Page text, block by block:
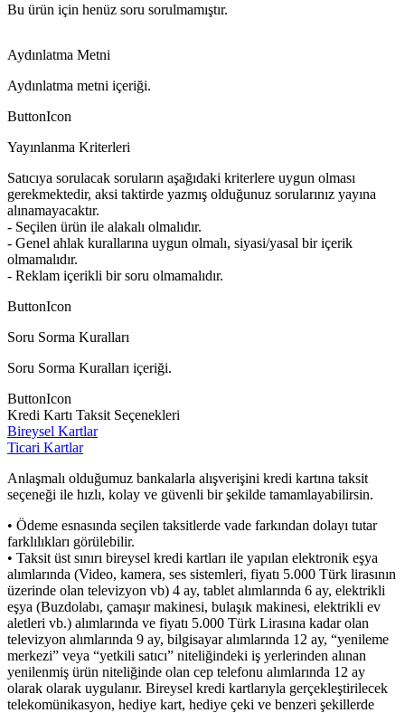
Bu ürün için henüz soru sorulmamıştır.
Aydınlatma Metni
Aydınlatma metni içeriği.
ButtonIcon
Yayınlanma Kriterleri
Satıcıya sorulacak soruların aşağıdaki kriterlere uygun olması
gerekmektedir, aksi taktirde yazmış olduğunuz sorularınız yayına
alınamayacaktır.
- Seçilen ürün ile alakalı olmalıdır.
- Genel ahlak kurallarına uygun olmalı, siyasi/yasal bir içerik
olmamalıdır.
- Reklam içerikli bir soru olmamalıdır.
ButtonIcon
Soru Sorma Kuralları
Soru Sorma Kuralları içeriği.
ButtonIcon
Kredi Kartı Taksit Seçenekleri
Bireysel Kartlar
Ticari Kartlar
Anlaşmalı olduğumuz bankalarla alışverişini kredi kartına taksit
seçeneği ile hızlı, kolay ve güvenli bir şekilde tamamlayabilirsin.
• Ödeme esnasında seçilen taksitlerde vade farkından dolayı tutar
farklılıkları görülebilir.
• Taksit üst sınırı bireysel kredi kartları ile yapılan elektronik eşya
alımlarında (Video, kamera, ses sistemleri, fiyatı 5.000 Türk lirasının
üzerinde olan televizyon vb) 4 ay, tablet alımlarında 6 ay, elektrikli
eşya (Buzdolabı, çamaşır makinesi, bulaşık makinesi, elektrikli ev
aletleri vb.) alımlarında ve fiyatı 5.000 Türk Lirasına kadar olan
televizyon alımlarında 9 ay, bilgisayar alımlarında 12 ay, “yenileme
merkezi” veya “yetkili satıcı” niteliğindeki iş yerlerinden alınan
yenilenmiş ürün niteliğinde olan cep telefonu alımlarında 12 ay
olarak olarak uygulanır. Bireysel kredi kartlarıyla gerçekleştirilecek
telekomünikasyon, hediye kart, hediye çeki ve benzeri şekillerde